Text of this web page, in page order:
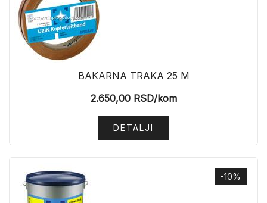
BAKARNA TRAKA 25 M
2.650,00RSD/kom
DETALJI
-10%